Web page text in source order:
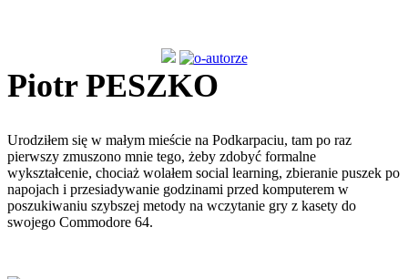
Piotr PESZKO
Urodziłem się w małym mieście na Podkarpaciu, tam po raz
pierwszy zmuszono mnie tego, żeby zdobyć formalne
wykształcenie, chociaż wolałem social learning, zbieranie puszek po
napojach i przesiadywanie godzinami przed komputerem w
poszukiwaniu szybszej metody na wczytanie gry z kasety do
swojego Commodore 64.